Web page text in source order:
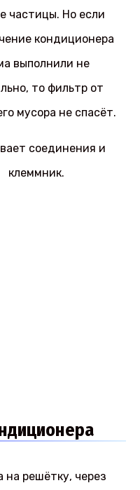
частицы. Но если
кондиционера
выполнили не
то фильтр от
мусора не спасёт.
соединения и
клеммник.
на решётку, через